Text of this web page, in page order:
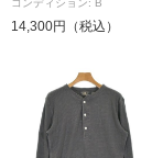
コンディション: B
14,300円（税込）